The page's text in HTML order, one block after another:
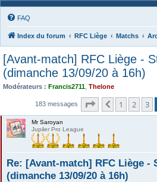
FAQ
Index du forum RFC Liège Matchs
[Avant-match] RFC Liège -
(dimanche 13/09/20 à 16h)
Modérateurs : Francis2711 Thelone
183 messages Page sur10
Précédente
1 2 3
Mr Saroyan
Jupiler Pro League
Re: [Avant-match] RFC Liège -
(dimanche 13/09/20 à 16h)